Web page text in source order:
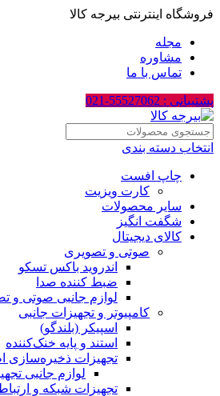
فروشگاه اینترنتی بیرجه کالا
مجله
مشاوره
تماس با ما
پشتیبانی : 55527062-021
انتخاب دسته بندی
چاپ افست
کارت ویزیت
سایر محصولات
شگفت انگیز
کالای دیجیتال
صوتی و تصویری
اندروید باکس تسکو
ضبط کننده صدا
لوازم جانبی صوتی و
کامپیوتر و تجهیزات جانبی
اسپیکر (بلندگو)
استند و پایه خنک‌کننده
تجهیزات ذخیره‌سازی
لوازم جانبی
تجهیزات شبکه و